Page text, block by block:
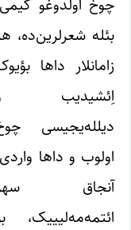
بئله شعرلرین‌ده،
زامانلار داها
اِئشیدیب
دیلله‌یجیسی
اولوب و داها
آنجاق
ائتمه‌مه‌لیییک،